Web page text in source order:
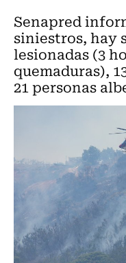
Senapred
siniestros, hay
lesionadas (3
quemaduras),
21 personas